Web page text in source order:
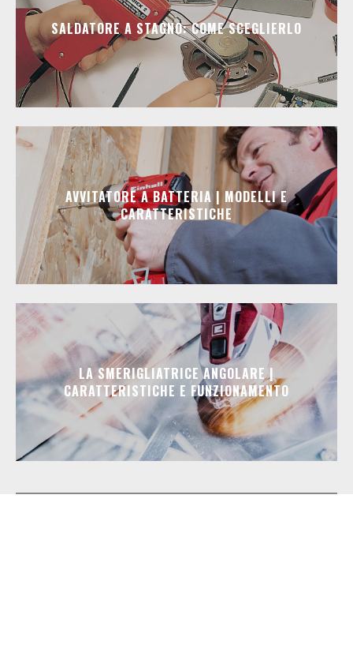
SALDATORE A STAGNO: COME SCEGLIERLO
AVVITATORE A BATTERIA | MODELLI E
CARATTERISTICHE
LA SMERIGLIATRICE ANGOLARE |
CARATTERISTICHE E FUNZIONAMENTO